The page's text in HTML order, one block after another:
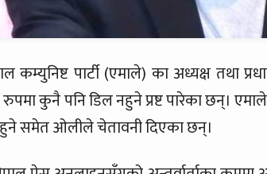
कम्युनिष्ट पार्टी (एमाले) का अध्यक्ष तथा
कुनै पनि डिल नहुने प्रष्ट पारेका छन्।
समेत ओलीले चेतावनी दिएका छन्।